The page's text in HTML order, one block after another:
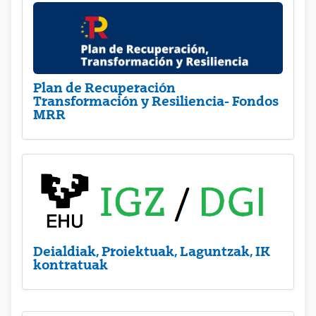
Plan de Recuperación
Transformación y Resiliencia- Fondos
MRR
Deialdiak, Proiektuak, Laguntzak, IK
kontratuak